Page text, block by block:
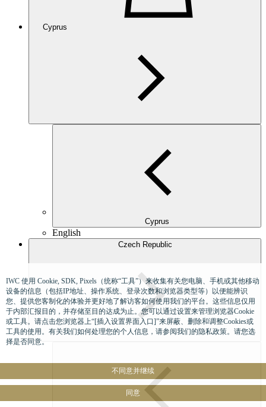
Cyprus
Cyprus
English
Czech Republic
IWC 使用 Cookie, SDK, Pixels（统称“工具”）来收集有关您电脑、手机或其他移动
设备的信息（包括IP地址、操作系统、登录次数和浏览器类型等）以便能辨识
您、提供您客制化的体验并更好地了解访客如何使用我们的平台。这些信息仅用
于内部汇报目的，并存储至目的达成为止。您可以通过设置来管理浏览器Cookie
或工具。请点击您浏览器上“[插入设置界面入口]”来屏蔽、删除和调整Cookies或
工具的使用。有关我们如何处理您的个人信息，请参阅我们的隐私政策。请您选
择是否同意。
不同意并继续
同意